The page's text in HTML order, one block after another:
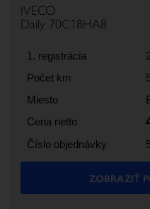
IVECO
Daily 70C18HA8
1. registrácia
Počet km
Miesto
Cena netto
Číslo objednávky
ZOBRAZIŤ